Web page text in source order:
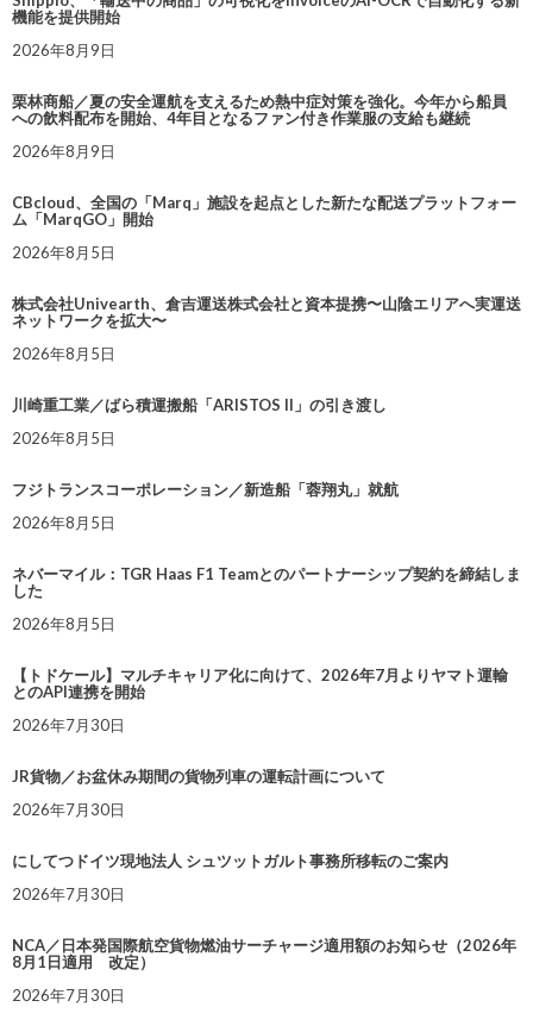
機能を提供開始
2026年8月9日
栗林商船／夏の安全運航を支えるため熱中症対策を強化。今年から船員
への飲料配布を開始、4年目となるファン付き作業服の支給も継続
2026年8月9日
CBcloud、全国の「Marq」施設を起点とした新たな配送プラットフォー
ム「MarqGO」開始
2026年8月5日
株式会社Univearth、倉吉運送株式会社と資本提携〜山陰エリアへ実運送
ネットワークを拡大〜
2026年8月5日
川崎重工業／ばら積運搬船「ARISTOS II」の引き渡し
2026年8月5日
フジトランスコーポレーション／新造船「蓉翔丸」就航
2026年8月5日
ネバーマイル：TGR Haas F1 Teamとのパートナーシップ契約を締結しま
した
2026年8月5日
【トドケール】マルチキャリア化に向けて、2026年7月よりヤマト運輸
とのAPI連携を開始
2026年7月30日
JR貨物／お盆休み期間の貨物列車の運転計画について
2026年7月30日
にしてつドイツ現地法人 シュツットガルト事務所移転のご案内
2026年7月30日
NCA／日本発国際航空貨物燃油サーチャージ適用額のお知らせ（2026年
8月1日適用 改定）
2026年7月30日